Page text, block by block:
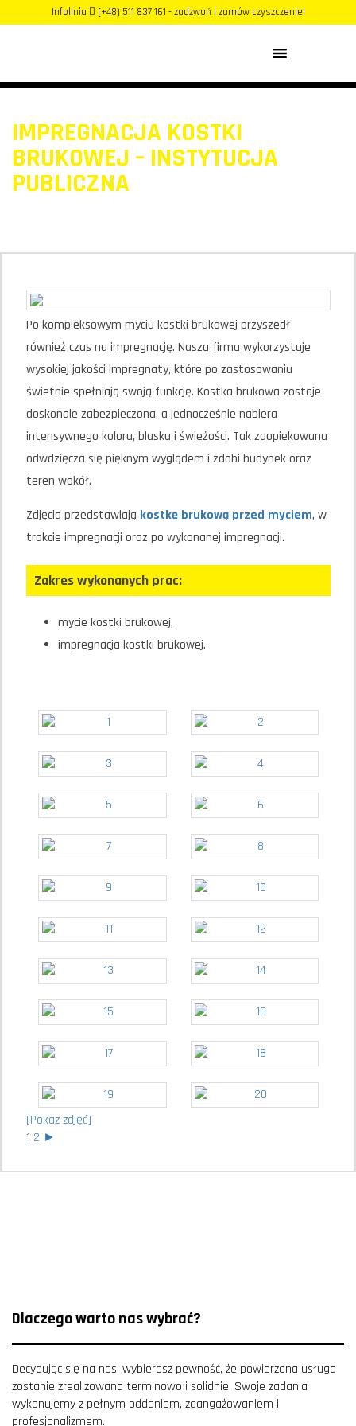
Infolinia (+48) 511 837 161 - zadzwoń i zamów czyszczenie!
IMPREGNACJA KOSTKI
BRUKOWEJ – INSTYTUCJA
PUBLICZNA
Po kompleksowym myciu kostki brukowej przyszedł
również czas na impregnację. Nasza firma wykorzystuje
wysokiej jakości impregnaty, które po zastosowaniu
świetnie spełniają swoją funkcję. Kostka brukowa zostaje
doskonale zabezpieczona, a jednocześnie nabiera
intensywnego koloru, blasku i świeżości. Tak zaopiekowana
odwdzięcza się pięknym wyglądem i zdobi budynek oraz
teren wokół.
Zdjęcia przedstawiają kostkę brukową przed myciem, w
trakcie impregnacji oraz po wykonanej impregnacji.
Zakres wykonanych prac:
mycie kostki brukowej,
impregnacja kostki brukowej.
[Pokaz zdjęć]
1 2 ►
Dlaczego warto nas wybrać?
Decydując się na nas, wybierasz pewność, że powierzona usługa
zostanie zrealizowana terminowo i solidnie. Swoje zadania
wykonujemy z pełnym oddaniem, zaangażowaniem i
profesjonalizmem.